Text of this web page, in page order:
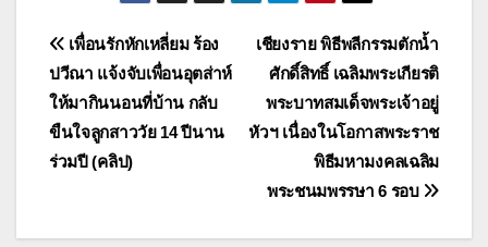
แนะแนว
เรื่อง
เชียงราย พิธีพลีกรรมตักน้ำ
ศักดิ์สิทธิ์ เฉลิมพระเกียรติ
พระบาทสมเด็จพระเจ้าอยู่
หัวฯ เนื่องในโอกาสพระราช
พิธีมหามงคลเฉลิม
พระชนมพรรษา 6 รอบ
เพื่อนรักหักเหลี่ยม ร้อง
ปวีณา แจ้งจับเพื่อนอุตส่าห์
ให้มากินนอนที่บ้าน กลับ
ขืนใจลูกสาววัย 14 ปีนาน
ร่วมปี (คลิป)